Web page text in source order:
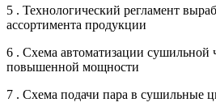
5 . Технологический регламент
ассортимента продукции
6 . Схема автоматизации
повышенной мощности
7 . Схема подачи пара в сушильные